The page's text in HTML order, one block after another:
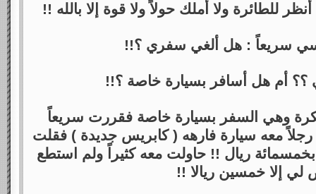
للطائرة ولا أملك حولاً ولا قوة إلا بالله !!
سريعاً : هل ألغي سفري ؟!!
؟؟ أم هل أسافر بسيارة خاصة ؟!!
وهي السفر بسيارة خاصة فقررت سريعاً
معه سيارة فارهه ( كابريس جديدة ) فقلت
ريال !! حاولت معه كثيراً ولم استطع
إلا خمسين ريالا !!